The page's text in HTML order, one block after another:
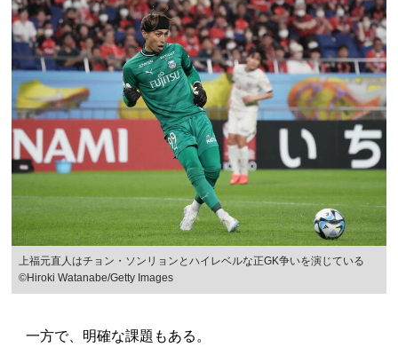
上福元直人はチョン・ソンリョンとハイレベルな正GK争いを演じている
©Hiroki Watanabe/Getty Images
一方で、明確な課題もある。